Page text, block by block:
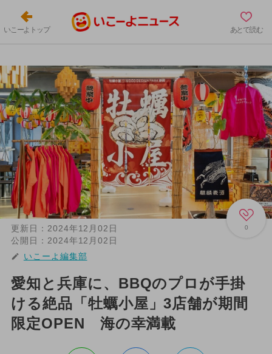
いこーよトップ あとで読む
0
更新日： 2024年12月02日
公開日： 2024年12月02日
いこーよ編集部
愛知と兵庫に、BBQのプロが手掛
ける絶品「牡蠣小屋」3店舗が期間
限定OPEN 海の幸満載